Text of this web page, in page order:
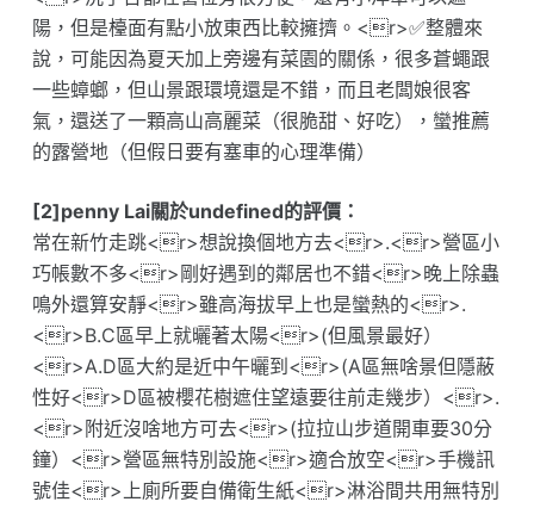
陽，但是檯面有點小放東西比較擁擠。<r>✅整體來
說，可能因為夏天加上旁邊有菜園的關係，很多蒼蠅跟
一些蟑螂，但山景跟環境還是不錯，而且老闆娘很客
氣，還送了一顆高山高麗菜（很脆甜、好吃），蠻推薦
的露營地（但假日要有塞車的心理準備）
[2]penny Lai關於undefined的評價：
常在新竹走跳<r>想說換個地方去<r>.<r>營區小
巧帳數不多<r>剛好遇到的鄰居也不錯<r>晚上除蟲
鳴外還算安靜<r>雖高海拔早上也是蠻熱的<r>.
<r>B.C區早上就曬著太陽<r>(但風景最好）
<r>A.D區大約是近中午曬到<r>(A區無啥景但隱蔽
性好<r>D區被櫻花樹遮住望遠要往前走幾步）<r>.
<r>附近沒啥地方可去<r>(拉拉山步道開車要30分
鐘）<r>營區無特別設施<r>適合放空<r>手機訊
號佳<r>上廁所要自備衛生紙<r>淋浴間共用無特別